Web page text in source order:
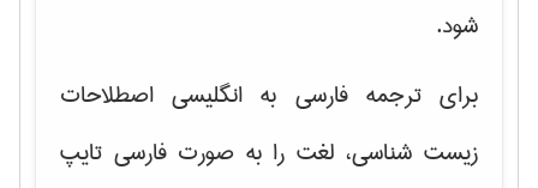
شود.
برای ترجمه فارسی به انگلیسی اصطلاحات
زیست شناسی، لغت را به صورت فارسی تایپ